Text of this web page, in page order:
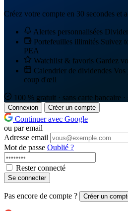
Créez votre compte en 30 secondes et
Alertes personnalisées
Portefeuilles illimités Suivez
PEA
Watchlist & favoris Gardez
Calendrier de dividendes Vos
coup d'œil
100 % gratuit · sans carte bancaire
Connexion Créer un compte
Continuer avec Google
ou par email
Adresse email
Mot de passe Oublié ?
Rester connecté
Se connecter
Pas encore de compte ? Créer un